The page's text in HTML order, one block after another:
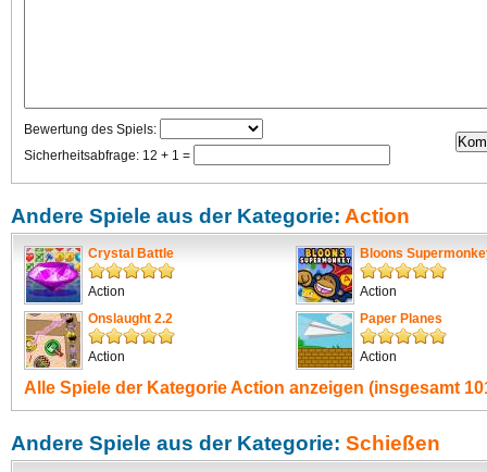
Bewertung des Spiels:
Sicherheitsabfrage: 12 + 1 =
Andere Spiele aus der Kategorie: Action
Crystal Battle
Action
Bloons
Action
Onslaught 2.2
Action
Paper Planes
Action
Alle Spiele der KategorieAction anzeigen (insgesamt
Andere Spiele aus der Kategorie: Schießen